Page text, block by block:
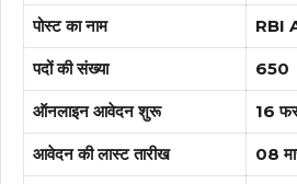
पोस्ट का नाम RBI
पदों की संख्या 650
ऑनलाइन आवेदन शुरू 16
आवेदन की लास्ट तारीख 08